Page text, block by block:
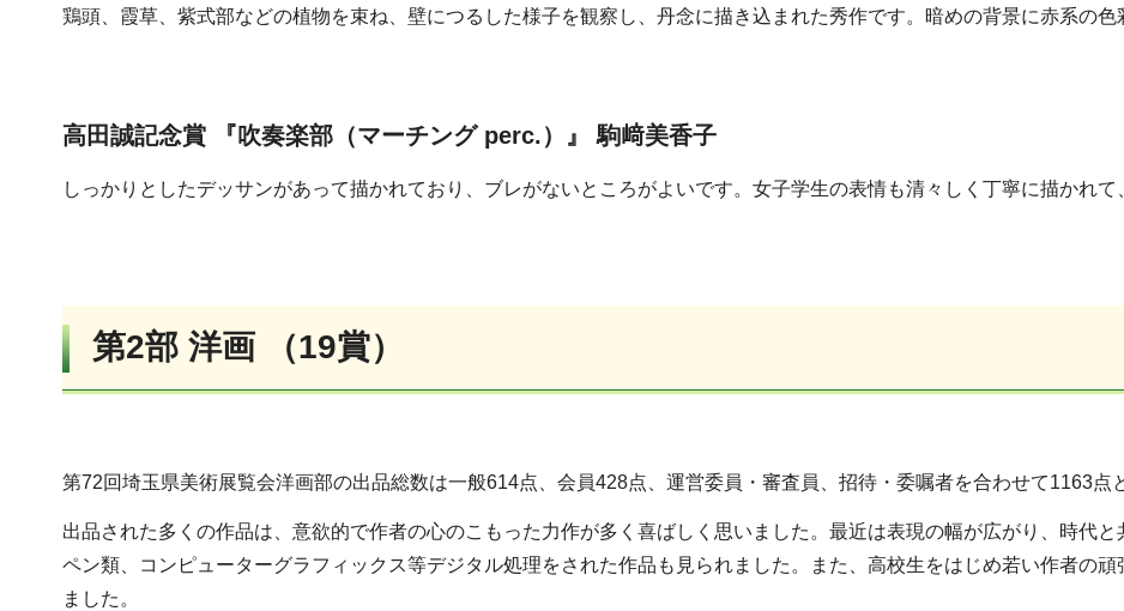
鶏頭、霞草、紫式部などの植物を束ね、壁につるした様子を観察し、丹念に描き込まれた秀作です。暗めの背景に赤系の色
高田誠記念賞 『吹奏楽部（マーチング perc.）』 駒﨑美香子
しっかりとしたデッサンがあって描かれており、ブレがないところがよいです。女子学生の表情も清々しく丁寧に描かれて
第2部 洋画 （19賞）
第72回埼玉県美術展覧会洋画部の出品総数は一般614点、会員428点、運営委員・審査員、招待・委嘱者を合わせて1163点
出品された多くの作品は、意欲的で作者の心のこもった力作が多く喜ばしく思いました。最近は表現の幅が広がり、時代
ペン類、コンピューターグラフィックス等デジタル処理をされた作品も見られました。また、高校生をはじめ若い作者の
ました。